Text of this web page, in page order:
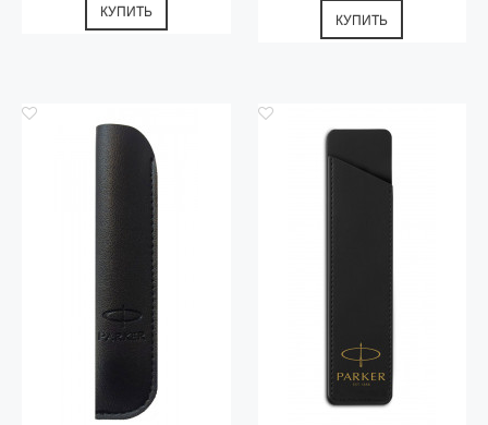
КУПИТЬ КУПИТЬ